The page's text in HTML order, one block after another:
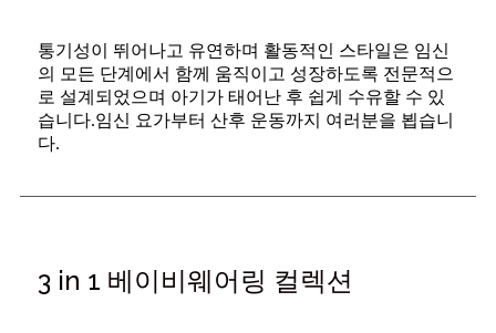
통기성이 뛰어나고 유연하며 활동적인 스타일은 임신
의 모든 단계에서 함께 움직이고 성장하도록 전문적으
로 설계되었으며 아기가 태어난 후 쉽게 수유할 수 있
습니다.임신 요가부터 산후 운동까지 여러분을 뵙습니
다.
3 in 1 베이비웨어링 컬렉션